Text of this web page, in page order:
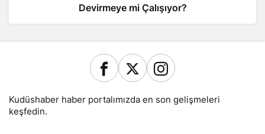
Devirmeye mi Çalışıyor?
Kudüshaber haber portalımızda en son gelişmeleri
keşfedin.